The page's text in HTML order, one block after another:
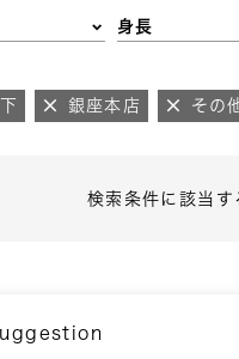
身長
銀座本店 その
検索条件に該当す